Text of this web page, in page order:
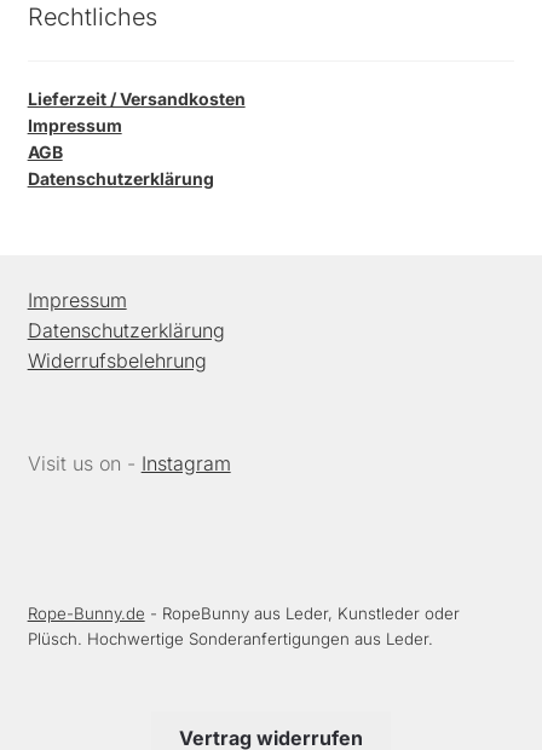
Rechtliches
Lieferzeit / Versandkosten
Impressum
AGB
Datenschutzerklärung
Impressum
Datenschutzerklärung
Widerrufsbelehrung
Visit us on - Instagram
Rope-Bunny.de - RopeBunny aus Leder, Kunstleder oder
Plüsch. Hochwertige Sonderanfertigungen aus Leder.
Vertrag widerrufen